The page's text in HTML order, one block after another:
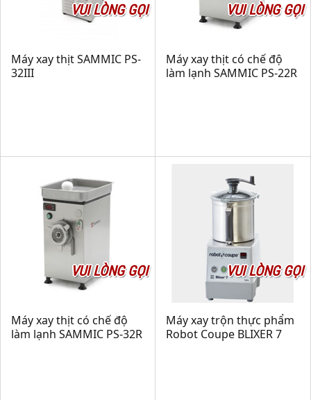
VUI LÒNG GỌI
Máy xay thịt SAMMIC PS-
32III
VUI LÒNG GỌI
Máy xay thịt có chế độ
làm lạnh SAMMIC PS-22R
VUI LÒNG GỌI
Máy xay thịt có chế độ
làm lạnh SAMMIC PS-32R
VUI LÒNG GỌI
Máy xay trộn thực phẩm
Robot Coupe BLIXER 7